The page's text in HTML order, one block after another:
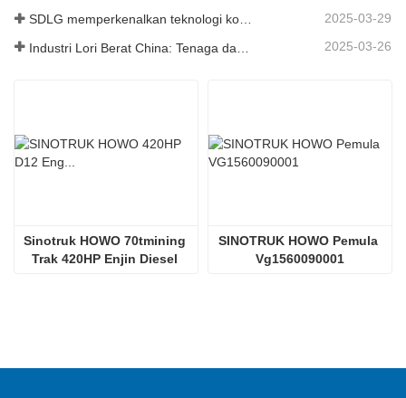
SDLG memperkenalkan teknologi komponen trak generasi akan datang untuk meningkatkan kecekapan logistik global 2025-03-29
2025-03-26
Sinotruk HOWO 70tmining
Trak 420HP Enjin Diesel
SINOTRUK HOWO Pemula
Vg1560090001